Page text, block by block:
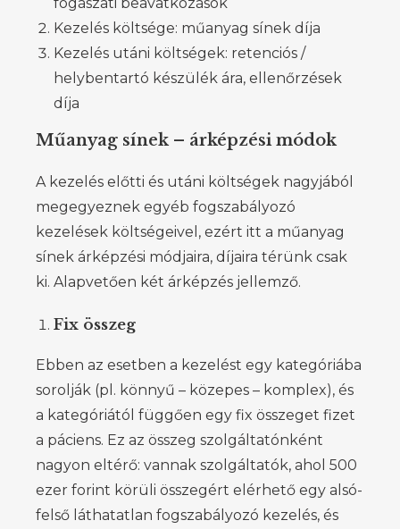
Kezelés költsége: műanyag sínek díja
Kezelés utáni költségek: retenciós /
helybentartó készülék ára, ellenőrzések
díja
Műanyag sínek – árképzési módok
A kezelés előtti és utáni költségek nagyjából
megegyeznek egyéb fogszabályozó
kezelések költségeivel, ezért itt a műanyag
sínek árképzési módjaira, díjaira térünk csak
ki. Alapvetően két árképzés jellemző.
Fix összeg
Ebben az esetben a kezelést egy kategóriába
sorolják (pl. könnyű – közepes – komplex), és
a kategóriától függően egy fix összeget fizet
a páciens. Ez az összeg szolgáltatónként
nagyon eltérő: vannak szolgáltatók, ahol 500
ezer forint körüli összegért elérhető egy alsó-
felső láthatatlan fogszabályozó kezelés, és